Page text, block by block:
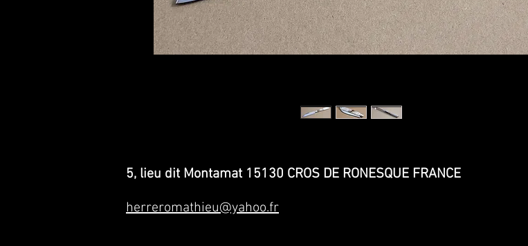
5, lieu dit Montamat 15130 CROS DE RONESQUE FRANCE
herreromathieu@yahoo.fr